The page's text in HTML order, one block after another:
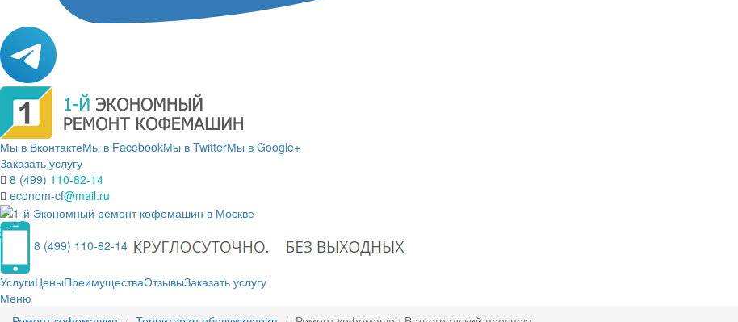
Мы в ВконтактеМы в FacebookМы в TwitterМы в Google+
Заказать услугу
8 (499) 110-82-14
econom-cf@mail.ru
8 (499) 110-82-14
УслугиЦеныПреимуществаОтзывыЗаказать услугу
Меню